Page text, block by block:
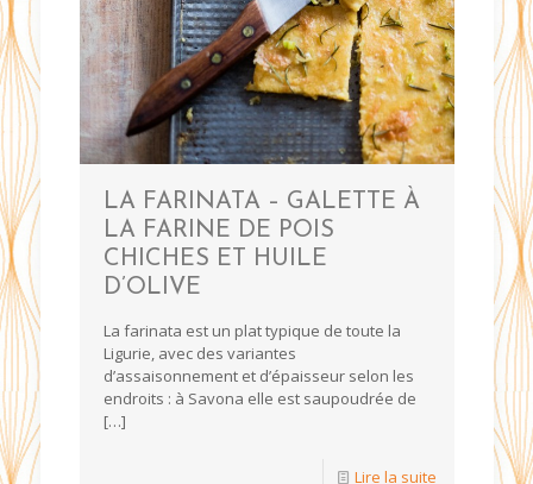
LA FARINATA – GALETTE À
LA FARINE DE POIS
CHICHES ET HUILE
D’OLIVE
La farinata est un plat typique de toute la
Ligurie, avec des variantes
d’assaisonnement et d’épaisseur selon les
endroits : à Savona elle est saupoudrée de
[…]
Lire la suite